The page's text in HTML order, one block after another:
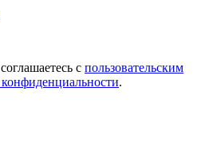
с пользовательским
.